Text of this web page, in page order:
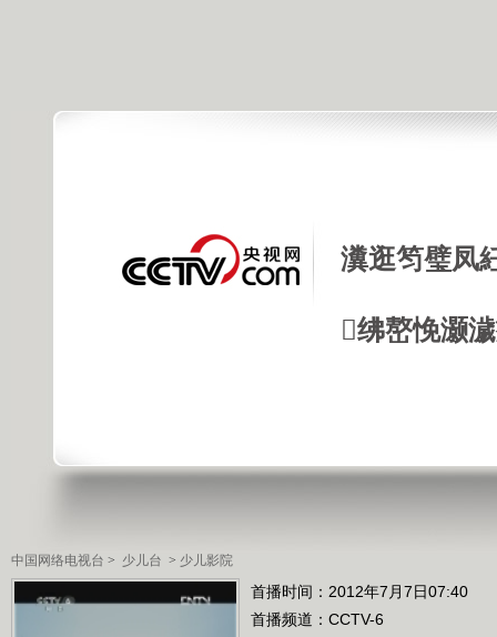
瀵逛笉璧凤
绋嶅悗灏
中国网络电视台 > 少儿台 > 少儿影院
首播时间：2012年7月7日07:40
首播频道： CCTV-6